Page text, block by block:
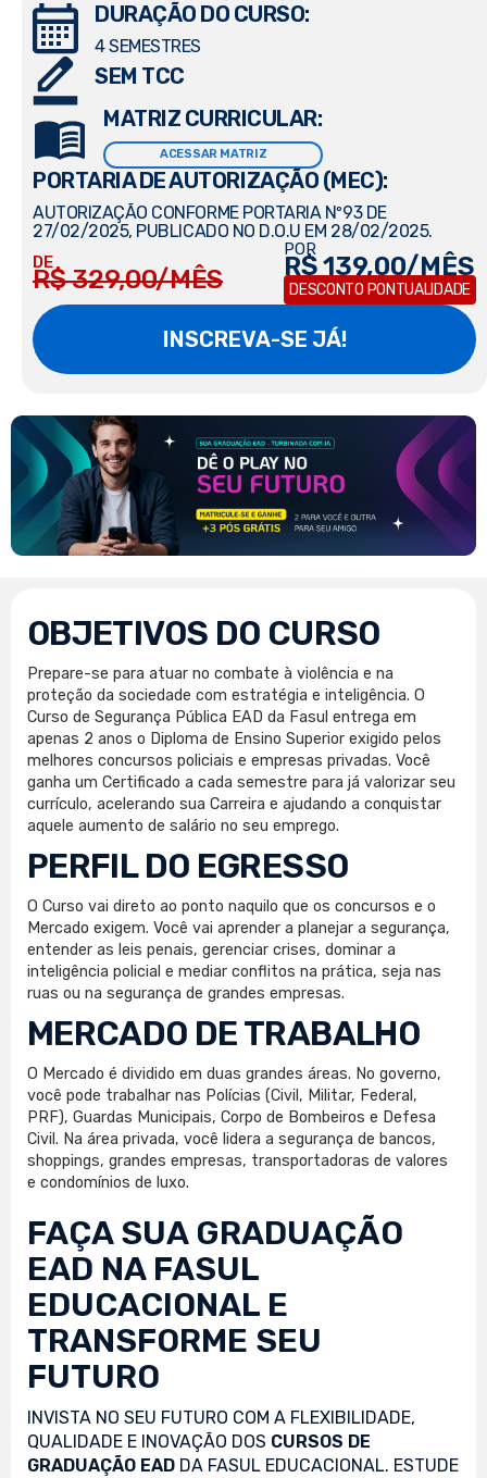
DURAÇÃO DO CURSO:
4 SEMESTRES
SEM TCC
MATRIZ CURRICULAR:
ACESSAR MATRIZ
PORTARIA DE AUTORIZAÇÃO (MEC):
AUTORIZAÇÃO CONFORME PORTARIA Nº93 DE
27/02/2025, PUBLICADO NO D.O.U EM 28/02/2025.
DE
R$ 329,00/MÊS
POR
R$ 139,00/MÊS
DESCONTO PONTUALIDADE
INSCREVA-SE JÁ!
OBJETIVOS DO CURSO
Prepare-se para atuar no combate à violência e na
proteção da sociedade com estratégia e inteligência. O
Curso de Segurança Pública EAD da Fasul entrega em
apenas 2 anos o Diploma de Ensino Superior exigido pelos
melhores concursos policiais e empresas privadas. Você
ganha um Certificado a cada semestre para já valorizar seu
currículo, acelerando sua Carreira e ajudando a conquistar
aquele aumento de salário no seu emprego.
PERFIL DO EGRESSO
O Curso vai direto ao ponto naquilo que os concursos e o
Mercado exigem. Você vai aprender a planejar a segurança,
entender as leis penais, gerenciar crises, dominar a
inteligência policial e mediar conflitos na prática, seja nas
ruas ou na segurança de grandes empresas.
MERCADO DE TRABALHO
O Mercado é dividido em duas grandes áreas. No governo,
você pode trabalhar nas Polícias (Civil, Militar, Federal,
PRF), Guardas Municipais, Corpo de Bombeiros e Defesa
Civil. Na área privada, você lidera a segurança de bancos,
shoppings, grandes empresas, transportadoras de valores
e condomínios de luxo.
FAÇA SUA GRADUAÇÃO
EAD NA FASUL
EDUCACIONAL E
TRANSFORME SEU
FUTURO
INVISTA NO SEU FUTURO COM A FLEXIBILIDADE,
QUALIDADE E INOVAÇÃO DOS CURSOS DE
GRADUAÇÃO EAD DA FASUL EDUCACIONAL. ESTUDE